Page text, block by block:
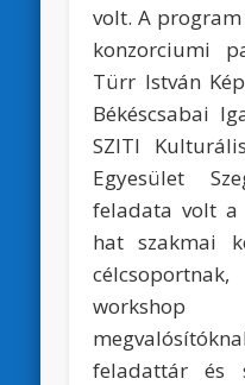
volt. A
konzorciumi
Türr István
Békéscsabai
SZITI
Egyesület
feladata volt a
hat szakmai
workshop
feladattár és